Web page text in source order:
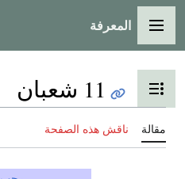
القائمة الرئيسية
المعرفة
تبديل عرض جدول المحتويات
11 شعبان
مقالة ناقش هذه الصفحة